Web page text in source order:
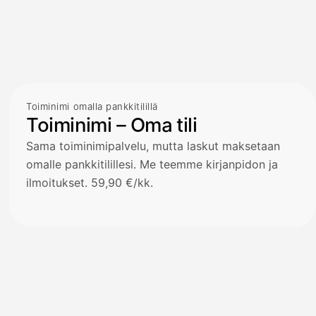
Toiminimi omalla pankkitilillä
Toiminimi – Oma tili
Sama toiminimipalvelu, mutta laskut maksetaan
omalle pankkitilillesi. Me teemme kirjanpidon ja
ilmoitukset. 59,90 €/kk.